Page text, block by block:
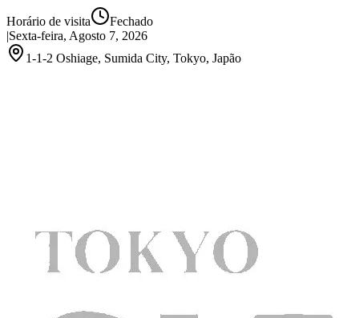
Horário de visita
Fechado
|Sexta-feira, Agosto 7, 2026
1-1-2 Oshiage, Sumida City, Tokyo, Japão